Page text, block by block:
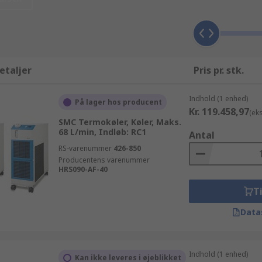
Udover Tryklufttørrere, kan du bestille
produkter og værktøj produkter inkluderer Pneumatik,
alle kan leveres hurtigt og effektivt. Hvis du har brug
Tryklufttørrere mærker der kan købes online, går fra
Tryklufttørrere søgning, så de tilgængelige produkter
Pris pr. stk.
På lager hos producent
SMC Termokøler, Køler, Maks.
68 L/min, Indløb: RC1
RS-varenummer 426-850
Producentens varenummer
HRS090-AF-40
Indhold (1 enhed)
Kr. 119.458,97
Antal
Kan ikke leveres i øjeblikket Indhold (1 enhed)